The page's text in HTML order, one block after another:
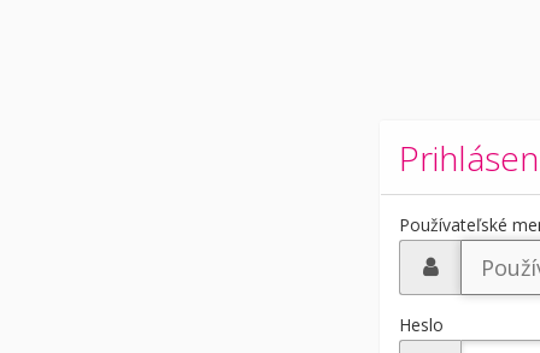
Používateľské
Heslo